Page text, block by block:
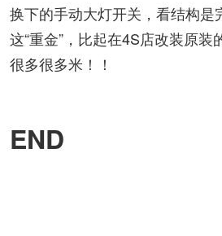
换下的手动大灯开关，看结构是
这“重金”，比起在4S店改装原
很多很多米！！
END